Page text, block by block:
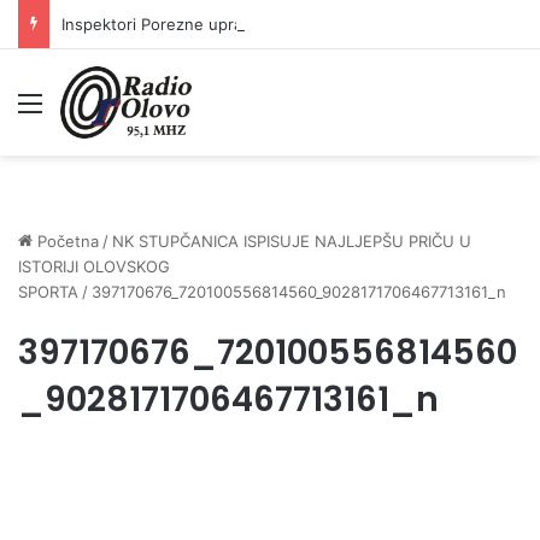
Meni
Početna / NK STUPČANICA ISPISUJE NAJLJEPŠU PRIČU U
ISTORIJI OLOVSKOG
SPORTA / 397170676_720100556814560_9028171706467713161_n
397170676_720100556814560
_9028171706467713161_n